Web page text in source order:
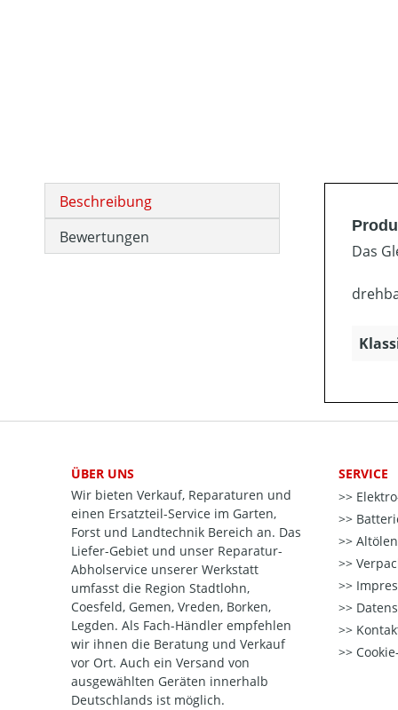
Beschreibung
Bewertungen
Das
ÜBER UNS
Wir bieten Verkauf, Reparaturen und
einen Ersatzteil-Service im Garten,
Forst und Landtechnik Bereich an. Das
Liefer-Gebiet und unser Reparatur-
Abholservice unserer Werkstatt
umfasst die Region Stadtlohn,
Coesfeld, Gemen, Vreden, Borken,
Legden. Als Fach-Händler empfehlen
wir ihnen die Beratung und Verkauf
vor Ort. Auch ein Versand von
ausgewählten Geräten innerhalb
Deutschlands ist möglich.
SERVICE